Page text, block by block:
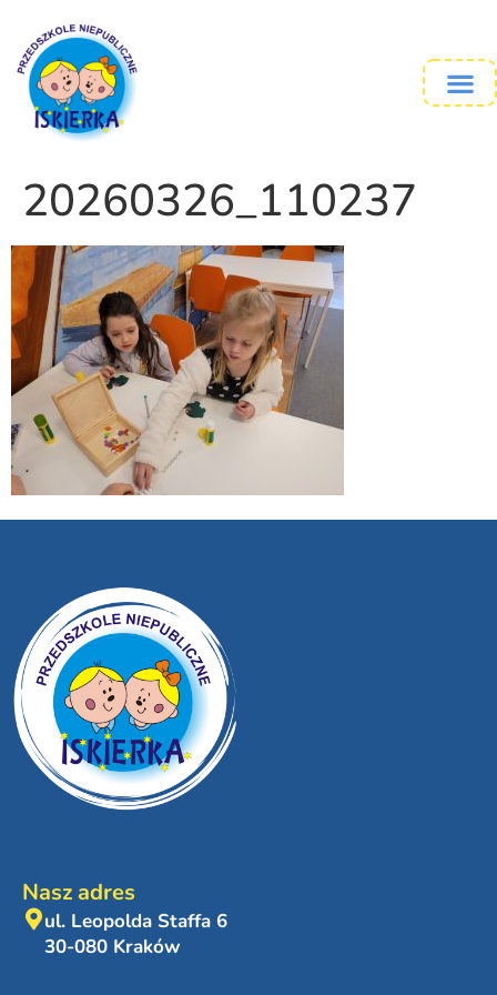
20260326_110237
Nasz adres
ul. Leopolda Staffa 6
30-080 Kraków